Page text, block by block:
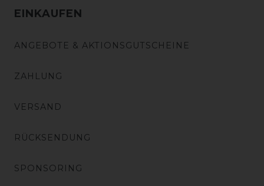
EINKAUFEN
ANGEBOTE & AKTIONSGUTSCHEINE
ZAHLUNG
VERSAND
RÜCKSENDUNG
SPONSORING